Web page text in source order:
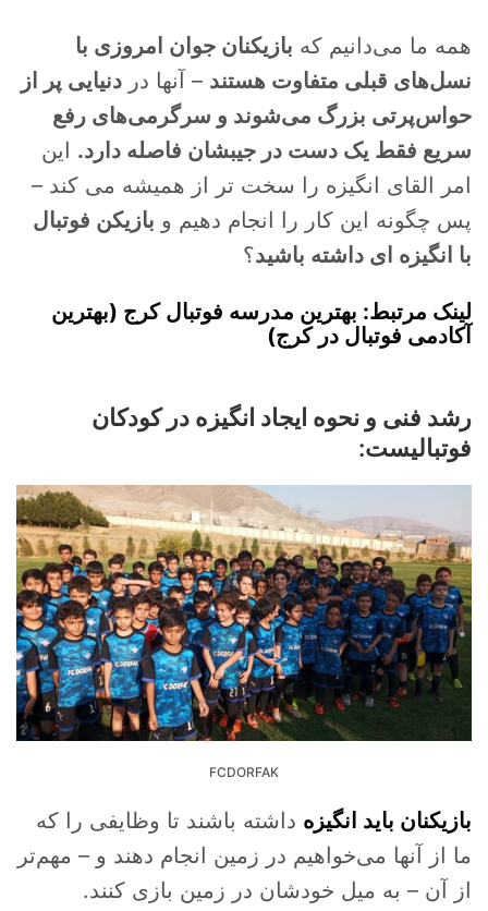
همه ما می‌دانیم که بازیکنان جوان امروزی با
نسل‌های قبلی متفاوت هستند – آنها دردنیایی پر از
حواس‌پرتی بزرگ می‌شوند و سرگرمی‌های رفع
سریع فقط یک دست در جیبشان فاصله دارد. این
امر القای انگیزه را سخت تر از همیشه می کند –
پس چگونه این کار را انجام دهیم و بازیکن فوتبال
با انگیزه ای داشته باشید؟
لینک مرتبط: بهترین مدرسه فوتبال کرج (بهترین
آکادمی فوتبال در کرج)
رشد فنی و نحوه ایجاد انگیزه در کودکان
فوتبالیست:
FCDORFAK
بازیکنان باید انگیزه داشته باشند تا وظایفی را که
ما از آنها می‌خواهیم در زمین انجام دهند و – مهم‌تر
از آن – به میل خودشان در زمین بازی کنند.